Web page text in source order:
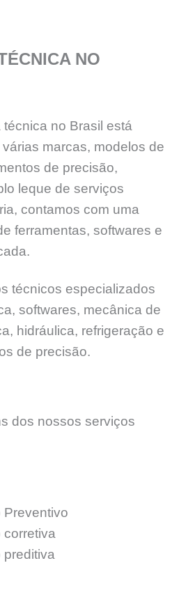
NO
no Brasil está
marcas, modelos de
de precisão,
leque de serviços
contamos com uma
ferramentas, softwares e
técnicos especializados
softwares, mecânica de
hidráulica, refrigeração e
de precisão.
dos nossos serviços
Preventivo
corretiva
preditiva